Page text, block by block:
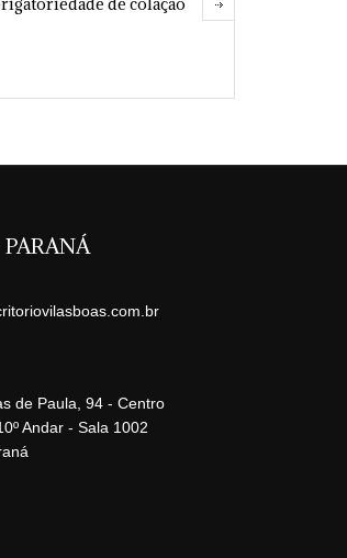
de Paula, 94 - Centro
Andar - Sala 1002